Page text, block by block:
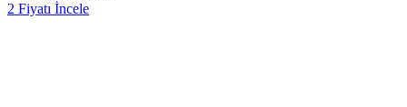
2 Fiyatı İncele